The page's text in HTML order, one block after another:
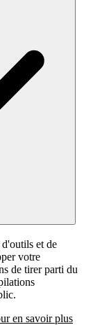
et de
votre
de tirer parti du
en savoir plus